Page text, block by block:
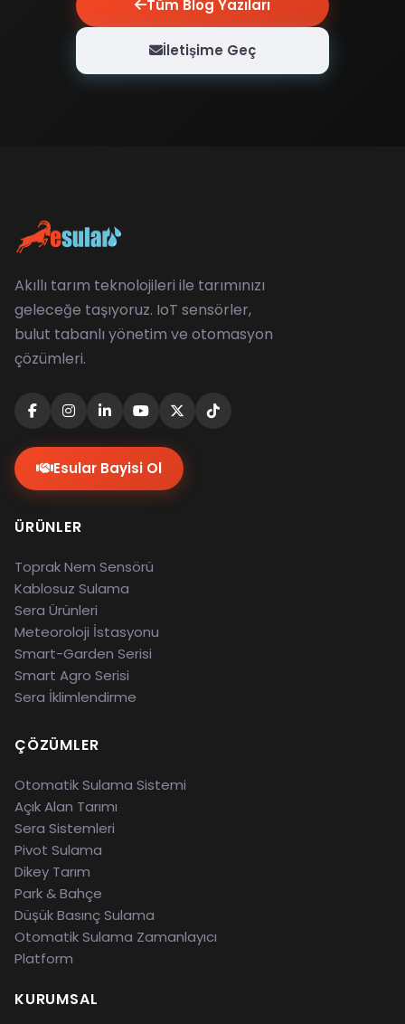
Tüm Blog Yazıları
İletişime Geç
Akıllı tarım teknolojileri ile tarımınızı
geleceğe taşıyoruz. IoT sensörler,
bulut tabanlı yönetim ve otomasyon
çözümleri.
Esular Bayisi Ol
ÜRÜNLER
Toprak Nem Sensörü
Kablosuz Sulama
Sera Ürünleri
Meteoroloji İstasyonu
Smart-Garden Serisi
Smart Agro Serisi
Sera İklimlendirme
ÇÖZÜMLER
Otomatik Sulama Sistemi
Açık Alan Tarımı
Sera Sistemleri
Pivot Sulama
Dikey Tarım
Park & Bahçe
Düşük Basınç Sulama
Otomatik Sulama Zamanlayıcı
Platform
KURUMSAL